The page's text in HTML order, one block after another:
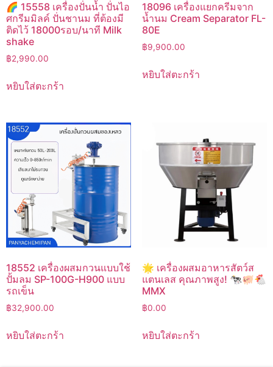
🌈 15558 เครื่องปั่นน้ำ ปั่นไอ
ศกรีมมิลค์ ปั่นชานม ที่ต้องมี
ติดไว้ 18000รอบ/นาที Milk
shake
฿2,990.00
หยิบใส่ตะกร้า
18096 เครื่องแยกครีมจาก
น้ำนม Cream Separator FL-
80E
฿9,900.00
หยิบใส่ตะกร้า
18552 เครื่องผสมกวนแบบใช้
ปั้มลม SP-100G-H900 แบบ
รถเข็น
฿32,900.00
หยิบใส่ตะกร้า
🌟 เครื่องผสมอาหารสัตว์ส
แตนเลส คุณภาพสูง! 🐄🐖🐔
MMX
฿0.00
หยิบใส่ตะกร้า